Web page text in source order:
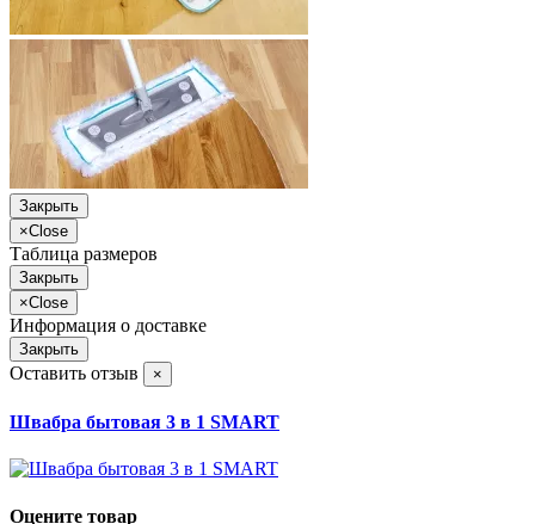
Закрыть
×Close
Таблица размеров
Закрыть
×Close
Информация о доставке
Закрыть
Оставить отзыв ×
Швабра бытовая 3 в 1 SMART
Оцените товар